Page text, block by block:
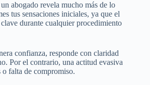
abogado revela mucho más de lo
tus sensaciones iniciales, ya que el
durante cualquier procedimiento
confianza, responde con claridad
Por el contrario, una actitud evasiva
o falta de compromiso.